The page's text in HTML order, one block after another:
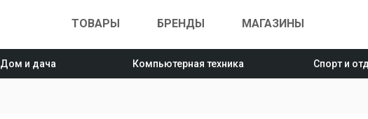
ТОВАРЫ БРЕНДЫ МАГАЗИНЫ
Дом и дача Компьютерная техника Спорт и